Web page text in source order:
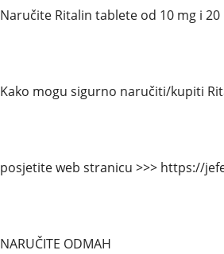
Naručite Ritalin tablete od 10 mg i
Kako mogu sigurno naručiti/kupiti
posjetite web stranicu >>> https://
NARUČITE ODMAH